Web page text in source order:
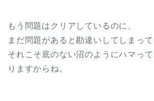
もう問題はクリアしているのに、
まだ問題があると勘違いしてしまって
それこそ底のない沼のようにハマっ
りますからね。